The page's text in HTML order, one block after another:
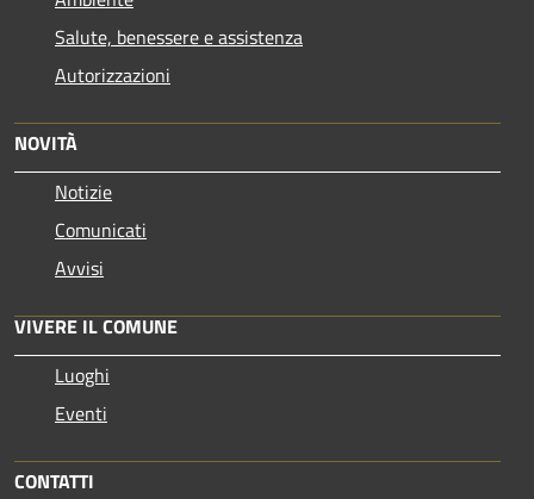
Salute, benessere e assistenza
Autorizzazioni
NOVITÀ
Notizie
Comunicati
Avvisi
VIVERE IL COMUNE
Luoghi
Eventi
CONTATTI